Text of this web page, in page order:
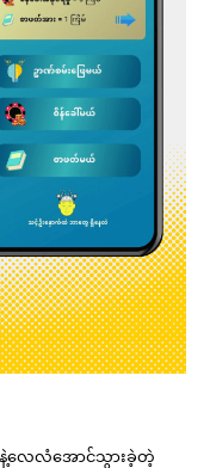
ာ်နဲ့လေလံအောင်သွားခဲ့တဲ့